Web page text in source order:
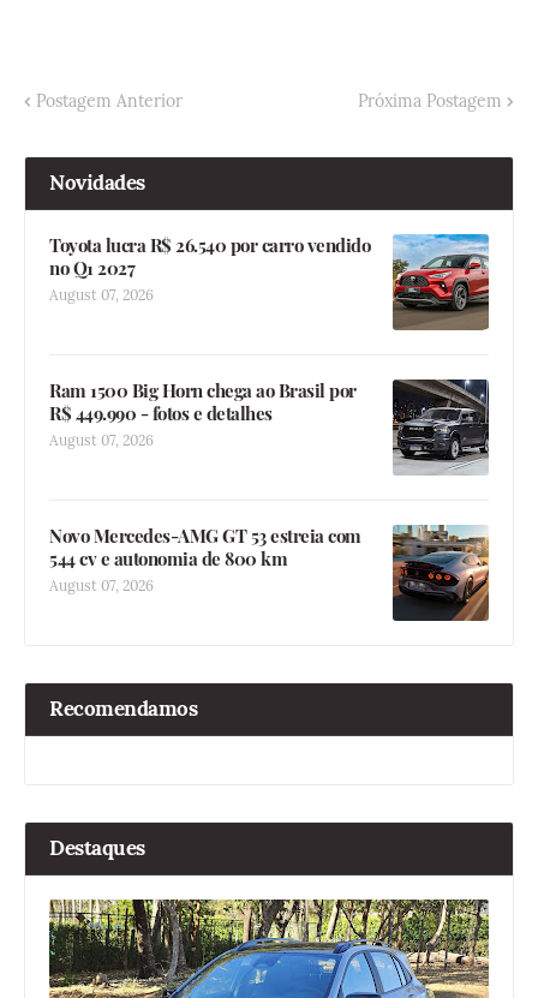
Postagem Anterior Próxima Postagem
Novidades
Toyota lucra R$ 26.540 por carro vendido
no Q1 2027
August 07, 2026
Ram 1500 Big Horn chega ao Brasil por
R$ 449.990 - fotos e detalhes
August 07, 2026
Novo Mercedes-AMG GT 53 estreia com
544 cv e autonomia de 800 km
August 07, 2026
Recomendamos
Destaques